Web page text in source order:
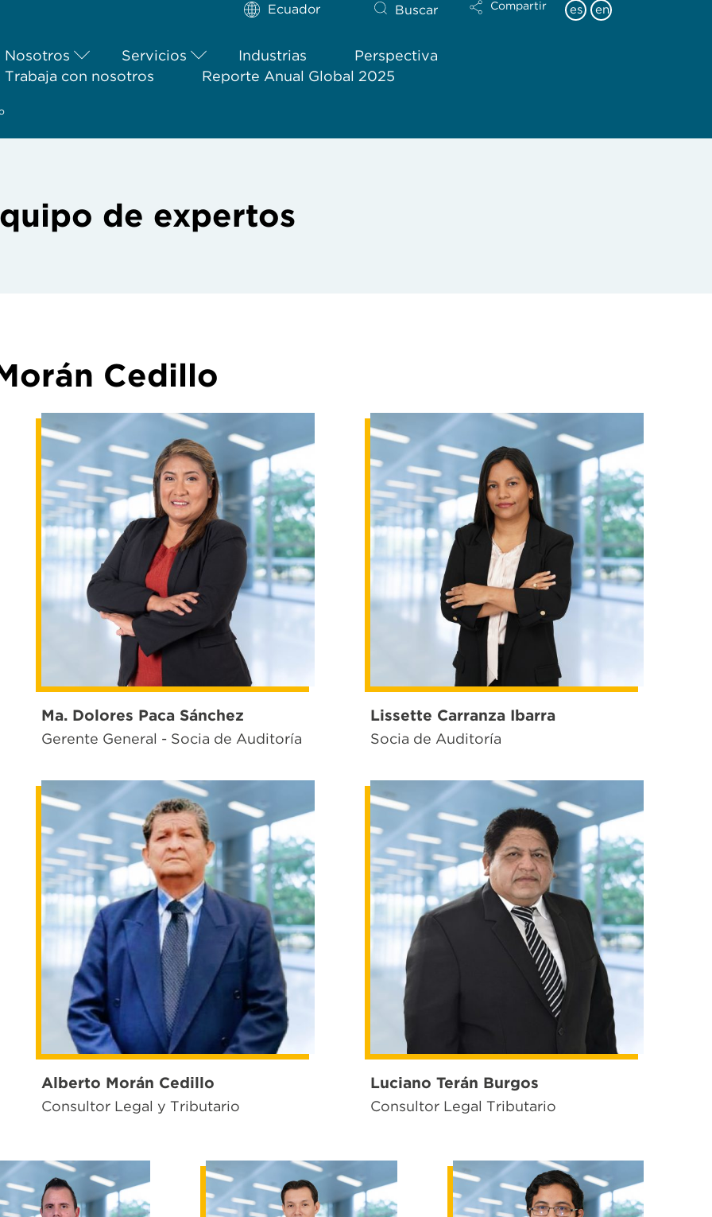
Ecuador Buscar Compartir es en
Nosotros Servicios Industrias
Perspectiva
Trabaja con nosotros
Reporte Anual Global 2025
de expertos
Cedillo
Ma. Dolores Paca Sánchez
Gerente General - Socia de Auditoría
Lissette Carranza Ibarra
Socia de Auditoría
Alberto Morán Cedillo
Consultor Legal y Tributario
Luciano Terán Burgos
Consultor Legal Tributario